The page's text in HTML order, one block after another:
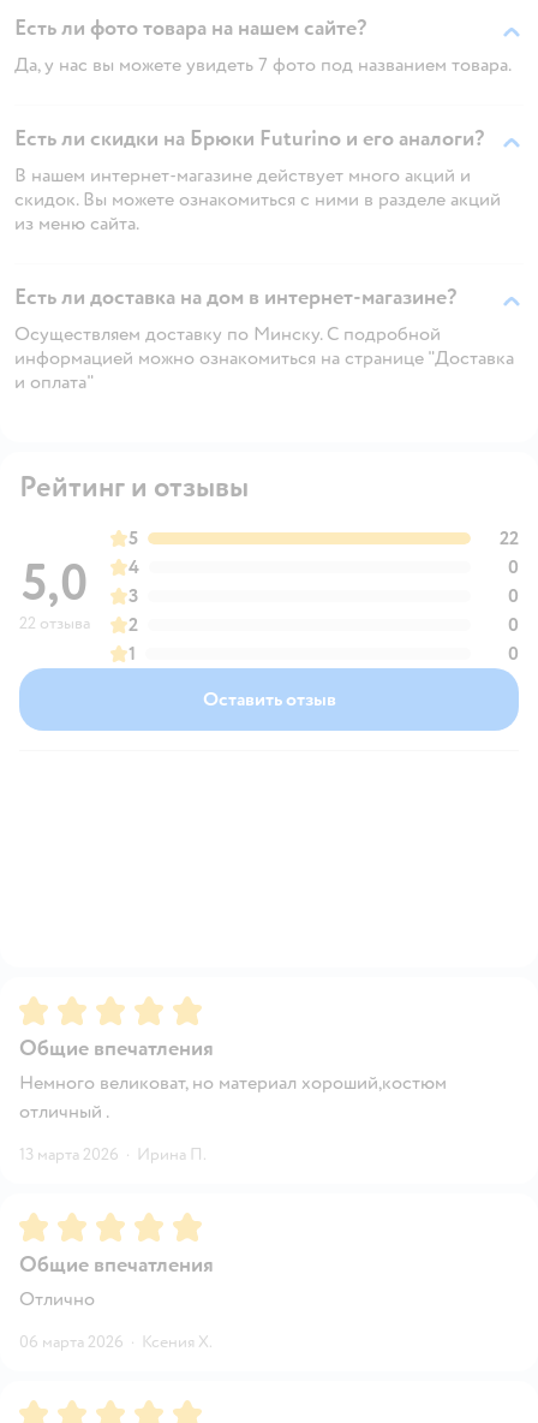
Есть ли фото товара на нашем сайте?
Да, у нас вы можете увидеть 7 фото под названием товара.
Есть ли скидки на Брюки Futurino и его аналоги?
В нашем интернет-магазине действует много акций и
скидок. Вы можете ознакомиться с ними в разделе акций
из меню сайта.
Есть ли доставка на дом в интернет-магазине?
Осуществляем доставку по Минску. С подробной
информацией можно ознакомиться на странице "Доставка
и оплата"
Рейтинг и отзывы
5,0
22 отзыва
5
22
4
0
3
0
2
0
1
0
Оставить отзыв
Рейтинг:5
Общие впечатления
Немного великоват, но материал хороший,костюм
отличный .
13 марта 2026 · Ирина П.
Рейтинг:5
Общие впечатления
Отлично
06 марта 2026 · Ксения Х.
Рейтинг:5